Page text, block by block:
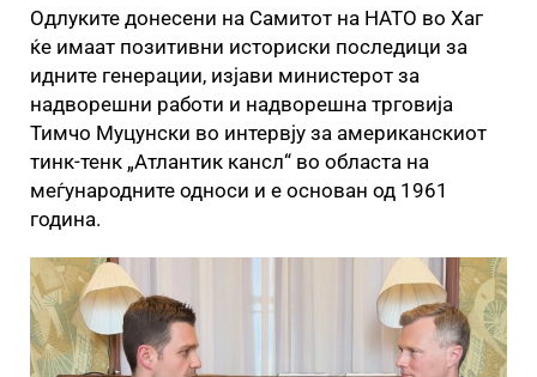
Одлуките донесени на Самитот на НАТО во Хаг
ќе имаат позитивни историски последици за
идните генерации, изјави министерот за
надворешни работи и надворешна трговија
Тимчо Муцунски во интервју за американскиот
тинк-тенк „Атлантик кансл“ во областа на
меѓународните односи и е основан од 1961
година.